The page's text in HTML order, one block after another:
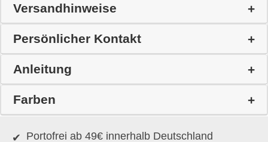
Versandhinweise
Persönlicher Kontakt
Anleitung
Farben
Portofrei ab 49€ innerhalb Deutschland